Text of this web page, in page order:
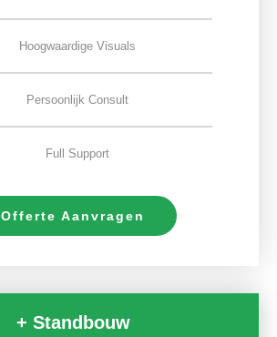
Hoogwaardige Visuals
Persoonlijk Consult
Full Support
Offerte Aanvragen
+ Standbouw